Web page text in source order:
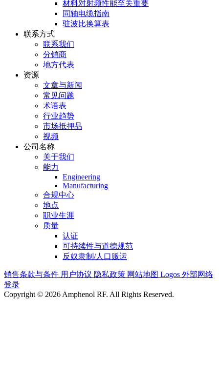
材料对射频性能至关重要
同轴电缆指南
驻波比换算表
联系方式
联系我们
分销商
地方代表
资源
文章与新闻
常见问题
术语表
行业趋势
市场抵押品
视频
公司名称
关于我们
能力
Engineering
Manufacturing
合规中心
地点
职业生涯
质量
认证
可持续性与道德规范
反奴隶制/人口贩运
销售条款与条件 用户协议 隐私政策 网站地图 Logos 外部网络
登录
Copyright © 2026 Amphenol RF. All Rights Reserved.